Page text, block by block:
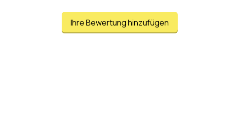
Ihre Bewertung hinzufügen